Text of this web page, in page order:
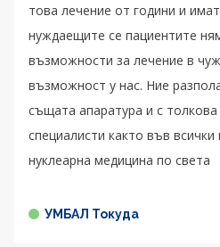
това лечение от години и
нуждаещите се пациентите
възможности за лечение в
възможност у нас. Ние
същата апаратура и с
специалисти както във
нуклеарна медицина по света
УМБАЛ Токуда